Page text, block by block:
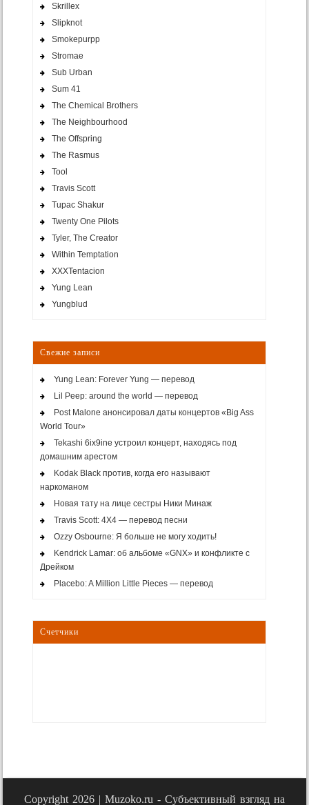
Skrillex
Slipknot
Smokepurpp
Stromae
Sub Urban
Sum 41
The Chemical Brothers
The Neighbourhood
The Offspring
The Rasmus
Tool
Travis Scott
Tupac Shakur
Twenty One Pilots
Tyler, The Creator
Within Temptation
XXXTentacion
Yung Lean
Yungblud
Свежие записи
Yung Lean: Forever Yung — перевод
Lil Peep: around the world — перевод
Post Malone анонсировал даты концертов «Big Ass
World Tour»
Tekashi 6ix9ine устроил концерт, находясь под
домашним арестом
Kodak Black против, когда его называют
наркоманом
Новая тату на лице сестры Ники Минаж
Travis Scott: 4X4 — перевод песни
Ozzy Osbourne: Я больше не могу ходить!
Kendrick Lamar: об альбоме «GNX» и конфликте с
Дрейком
Placebo: A Million Little Pieces — перевод
Счетчики
Copyright 2026 | Muzoko.ru - Субъективный взгляд на